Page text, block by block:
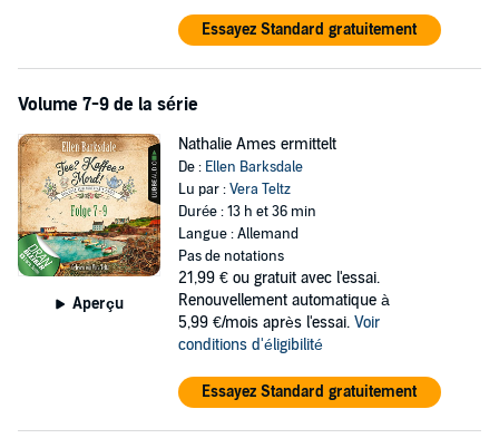
Essayez Standard gratuitement
Volume 7-9 de la série
Aperçu
Nathalie Ames ermittelt
De : Ellen Barksdale
Lu par :Vera Teltz
Durée : 13 h et 36 min
Langue : Allemand
Pas de notations
21,99 € ou gratuit avec l'essai.
Renouvellement automatique à
5,99 €/mois après l'essai. Voir
conditions d'éligibilité
Essayez Standard gratuitement